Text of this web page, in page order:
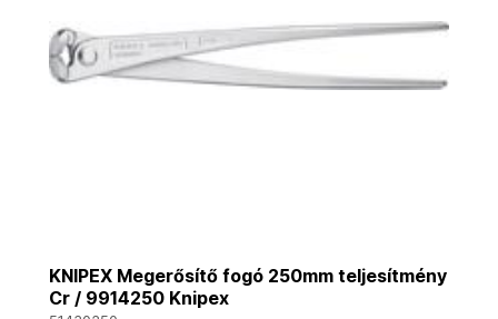
KNIPEX Megerősítő fogó 250mm teljesítmény
Cr / 9914250 Knipex